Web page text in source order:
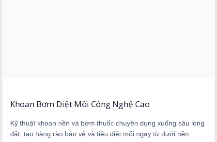
Khoan Bơm Diệt Mối Công Nghệ Cao
Kỹ thuật khoan nền và bơm thuốc chuyên dụng xuống sâu lòng
đất, tạo hàng rào bảo vệ và tiêu diệt mối ngay từ dưới nền